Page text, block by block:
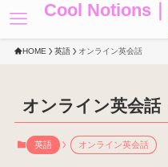
Cool Notions
HOME 英語 オンライン英会話
オンライン英会話
英語 オンライン英会話